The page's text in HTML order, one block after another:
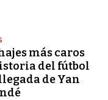
más caros
del fútbol
de Yan